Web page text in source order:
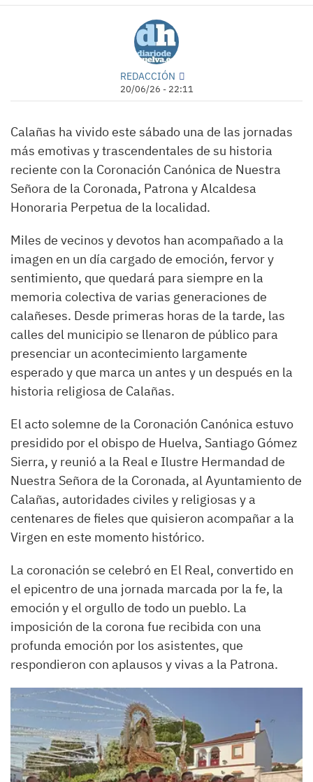
REDACCIÓN
20/06/26 - 22:11
Calañas ha vivido este sábado una de las jornadas
más emotivas y trascendentales de su historia
reciente con la Coronación Canónica de Nuestra
Señora de la Coronada, Patrona y Alcaldesa
Honoraria Perpetua de la localidad.
Miles de vecinos y devotos han acompañado a la
imagen en un día cargado de emoción, fervor y
sentimiento, que quedará para siempre en la
memoria colectiva de varias generaciones de
calañeses. Desde primeras horas de la tarde, las
calles del municipio se llenaron de público para
presenciar un acontecimiento largamente
esperado y que marca un antes y un después en la
historia religiosa de Calañas.
El acto solemne de la Coronación Canónica estuvo
presidido por el obispo de Huelva, Santiago Gómez
Sierra, y reunió a la Real e Ilustre Hermandad de
Nuestra Señora de la Coronada, al Ayuntamiento de
Calañas, autoridades civiles y religiosas y a
centenares de fieles que quisieron acompañar a la
Virgen en este momento histórico.
La coronación se celebró en El Real, convertido en
el epicentro de una jornada marcada por la fe, la
emoción y el orgullo de todo un pueblo. La
imposición de la corona fue recibida con una
profunda emoción por los asistentes, que
respondieron con aplausos y vivas a la Patrona.